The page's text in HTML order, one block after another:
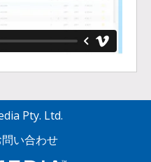
Pty. Ltd.
い合わせ